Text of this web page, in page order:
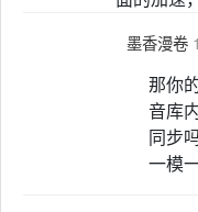
墨香漫卷
那你
音库
同步
一模